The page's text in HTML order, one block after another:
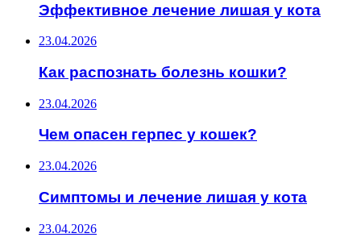
Эффективное лечение лишая у кота
23.04.2026
Как распознать болезнь кошки?
23.04.2026
Чем опасен герпес у кошек?
23.04.2026
Симптомы и лечение лишая у кота
23.04.2026